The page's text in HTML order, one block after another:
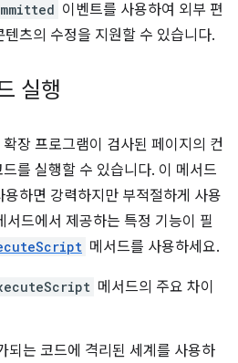
이벤트를 사용하여 외부 편
츠의 수정을 지원할 수 있습니다.
실행
장 프로그램이 검사된 페이지의 컨
를 실행할 수 있습니다. 이 메서드
하면 강력하지만 부적절하게 사용
서드에서 제공하는 특정 기능이 필
메서드를 사용하세요.
메서드의 주요 차이
되는 코드에 격리된 세계를 사용하